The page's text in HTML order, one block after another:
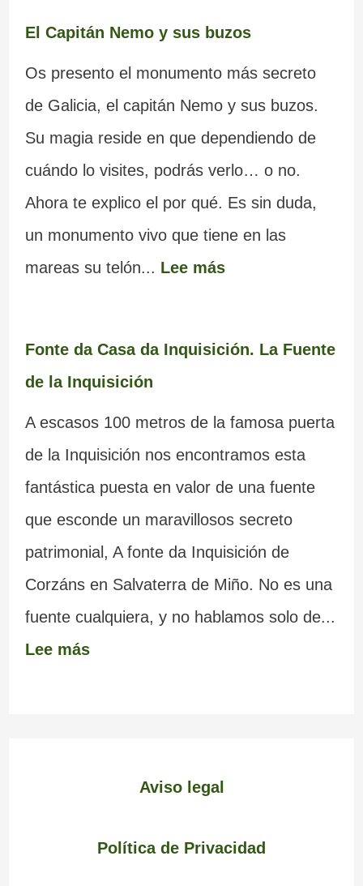
El Capitán Nemo y sus buzos
Os presento el monumento más secreto
de Galicia, el capitán Nemo y sus buzos.
Su magia reside en que dependiendo de
cuándo lo visites, podrás verlo… o no.
Ahora te explico el por qué. Es sin duda,
un monumento vivo que tiene en las
mareas su telón... Lee más
Fonte da Casa da Inquisición. La Fuente
de la Inquisición
A escasos 100 metros de la famosa puerta
de la Inquisición nos encontramos esta
fantástica puesta en valor de una fuente
que esconde un maravillosos secreto
patrimonial, A fonte da Inquisición de
Corzáns en Salvaterra de Miño. No es una
fuente cualquiera, y no hablamos solo de...
Lee más
Aviso legal
Política de Privacidad